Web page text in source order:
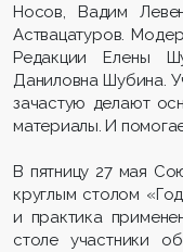
Носов, Вадим
Аствацатуров.
Редакции Елены
Даниловна Шубина.
зачастую делают
материалы. И
В пятницу 27 мая
круглым столом
и практика
столе участники